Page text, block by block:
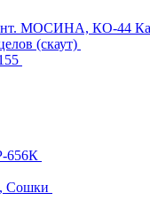
МОСИНА, КО-44
(скаут)
656К
Сошки